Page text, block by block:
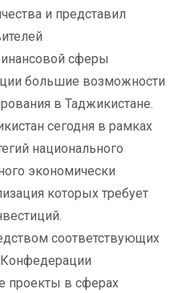
и представил
сферы
большие возможности
в Таджикистане.
сегодня в рамках
национального
экономически
которых требует
соответствующих
проекты в сферах